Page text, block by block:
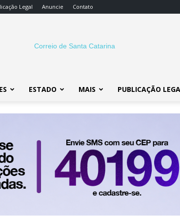
Legal Anuncie Contato
SC
ESTADO MAIS PUBLICAÇÃO